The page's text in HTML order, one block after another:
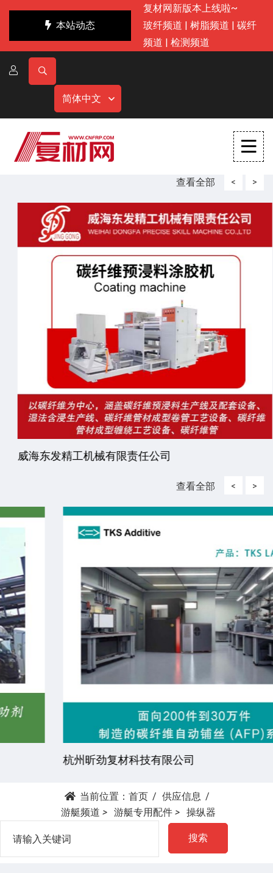
本站动态
复材网新版本上线啦~
玻纤频道 | 树脂频道 | 碳纤
频道 | 检测频道
简体中文
查看全部 <
威海东发精工机械有限责任公司
>
查看全部 <
杭州昕劲复材科技有限公司
>
当前位置： 首页
供应信息
游艇频道 > 游艇专用配件 > 操纵器
搜索